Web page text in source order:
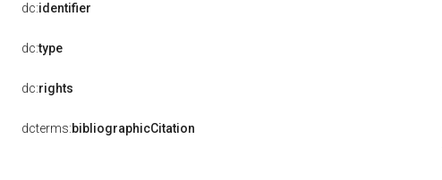
dc:identifier
dc:type
dc:rights
dcterms:bibliographicCitation